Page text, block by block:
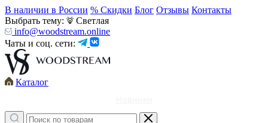
В наличии в России % Скидки Блог Отзывы Контакты
Выбрать тему:
Светлая
info@woodstream.online
Чаты и соц. сети:
Каталог